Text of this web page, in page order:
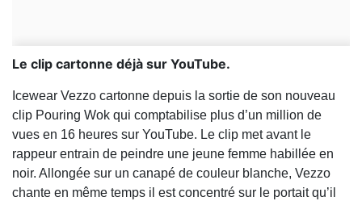
Le clip cartonne déjà sur YouTube.
Icewear Vezzo cartonne depuis la sortie de son nouveau
clip Pouring Wok qui comptabilise plus d’un million de
vues en 16 heures sur YouTube. Le clip met avant le
rappeur entrain de peindre une jeune femme habillée en
noir. Allongée sur un canapé de couleur blanche, Vezzo
chante en même temps il est concentré sur le portait qu’il